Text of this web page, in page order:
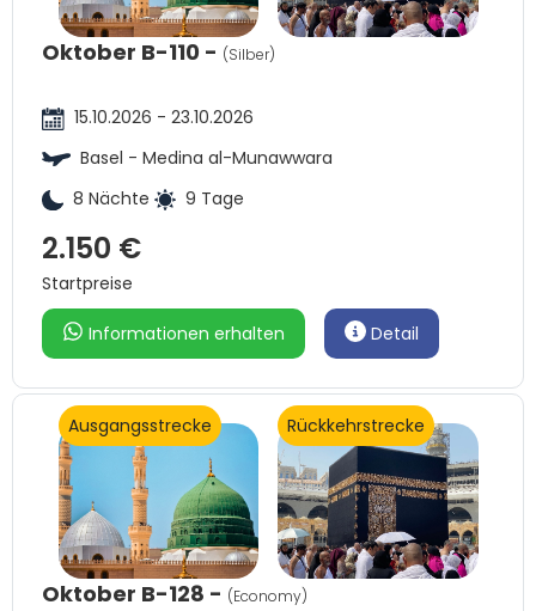
Oktober B-110 - (Silber)
15.10.2026 - 23.10.2026
Basel - Medina al-Munawwara
8 Nächte
9 Tage
2.150 €
Startpreise
Informationen erhalten Detail
Ausgangsstrecke Rückkehrstrecke
Oktober B-128 - (Economy)